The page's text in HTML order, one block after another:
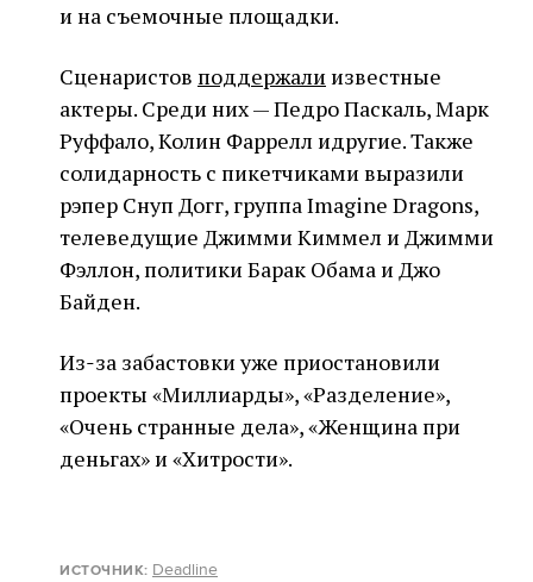
и на съемочные площадки.
Сценаристов поддержалиизвестные
актеры. Среди них — Педро Паскаль, Марк
Руффало, Колин Фаррелл идругие. Также
солидарность с пикетчиками выразили
рэпер Снуп Догг, группа Imagine Dragons,
телеведущие Джимми Киммел и Джимми
Фэллон, политики Барак Обама и Джо
Байден.
Из‑за забастовки уже приостановили
проекты «Миллиарды», «Разделение»,
«Очень странные дела», «Женщина при
деньгах» и «Хитрости».
ИСТОЧНИК: Deadline